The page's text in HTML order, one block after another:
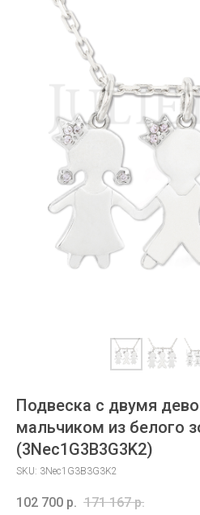
Подвеска с двумя
мальчиком из белого
(3Nec1G3B3G3K2)
SKU: 3Nec1G3B3G3K2
102 700 р. 171 167 р.